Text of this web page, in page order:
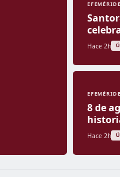
Hace 2h
8 de
Hace 2h